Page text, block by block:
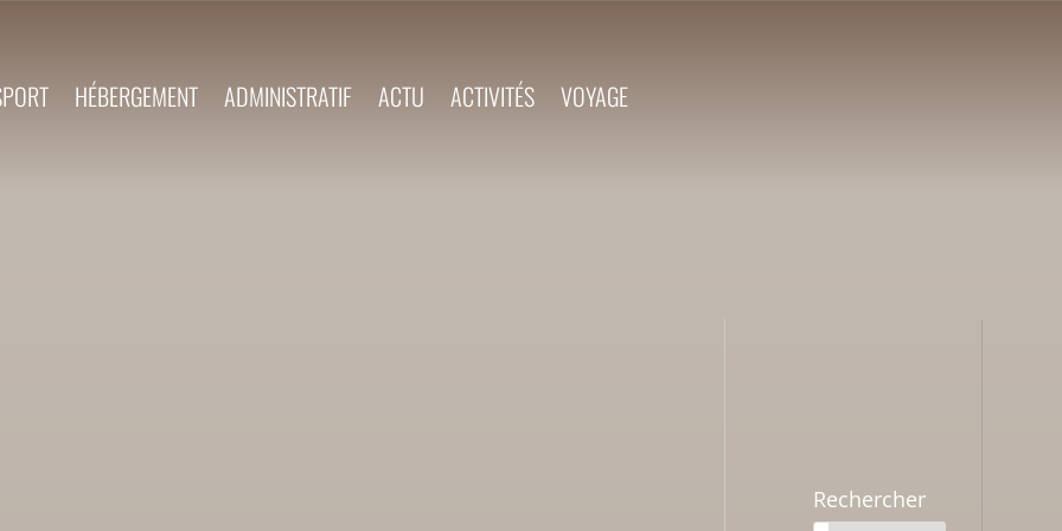
HÉBERGEMENT ADMINISTRATIF ACTU ACTIVITÉS VOYAGE
Rechercher